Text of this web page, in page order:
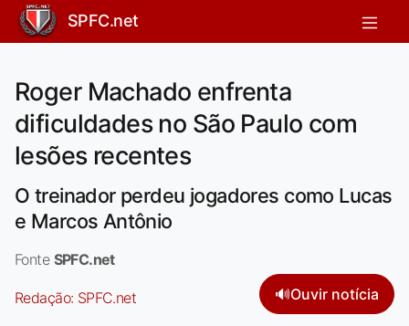
SPFC.net
Roger Machado enfrenta
dificuldades no São Paulo com
lesões recentes
O treinador perdeu jogadores como Lucas
e Marcos Antônio
Fonte SPFC.net
Redação: SPFC.net 🔊Ouvir notícia